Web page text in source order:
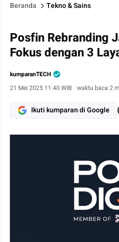
Beranda Tekno & Sains
Posfin Rebranding
Fokus dengan 3
kumparanTECH
21 Mei 2025 11:40 WIB · waktu baca 2
Ikuti kumparan di Google